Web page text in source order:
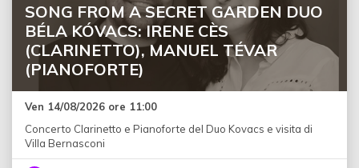
SONG FROM A SECRET GARDEN DUO
BÉLA KÓVACS: IRENE CÈS
(CLARINETTO), MANUEL TÉVAR
(PIANOFORTE)
Ven 14/08/2026 ore 11:00
Concerto Clarinetto e Pianoforte del Duo Kovacs e visita di
Villa Bernasconi